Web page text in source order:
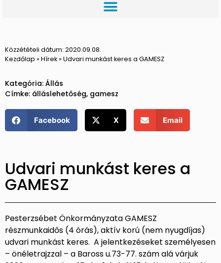
Közzétételi dátum: 2020.09.08.
Kezdőlap » Hírek» Udvari munkást keres a GAMESZ
Kategória: Állás
Címke: álláslehetőség, gamesz
Facebook X Email
Udvari munkást keres a
GAMESZ
Pesterzsébet Önkormányzata GAMESZ
részmunkaidős (4 órás), aktív korú (nem nyugdíjas)
udvari munkást keres. A jelentkezéseket személyesen
– önéletrajzzal – a Baross u.73-77. szám alá várjuk